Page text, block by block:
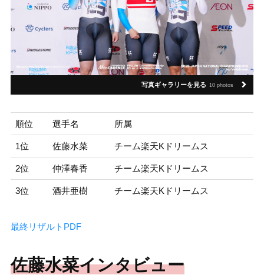
写真ギャラリーを見る 10 photos
順位 選手名 所属
1位 佐藤水菜 チーム楽天Kドリームス
2位 仲澤春香 チーム楽天Kドリームス
3位 酒井亜樹 チーム楽天Kドリームス
最終リザルトPDF
佐藤水菜インタビュー